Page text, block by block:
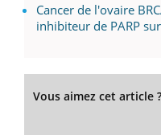
Cancer de l'ovaire
inhibiteur de PARP
Vous aimez cet article